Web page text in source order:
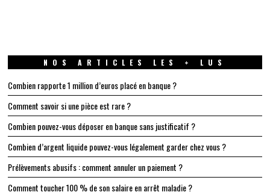
NOS ARTICLES LES + LUS
Combien rapporte 1 million d’euros placé en banque ?
Comment savoir si une pièce est rare ?
Combien pouvez-vous déposer en banque sans justificatif ?
Combien d’argent liquide pouvez-vous légalement garder chez vous ?
Prélèvements abusifs : comment annuler un paiement ?
Comment toucher 100 % de son salaire en arrêt maladie ?